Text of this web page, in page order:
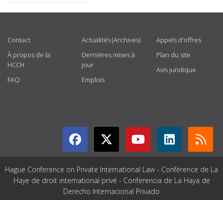
Contact
À propos de la
HCCH
FAQ
Actualités (Archives)
Dernières mises à
jour
Emplois
Appels d'offres
Plan du site
Avis juridique
Hague Conference on Private International Law - Conférence de La
Haye de droit international privé - Conferencia de La Haya de
Derecho Internacional Privado